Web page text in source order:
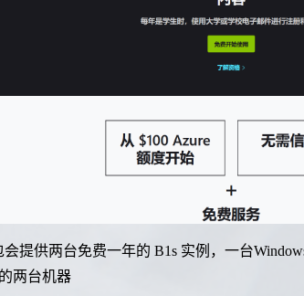
会提供两台免费一年的 B1s 实例，一台
两台机器